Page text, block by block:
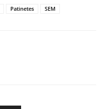
Patinetes SEM